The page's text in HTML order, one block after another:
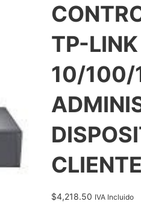
TP-
10/100/
$4,218.50 IVA Incluido